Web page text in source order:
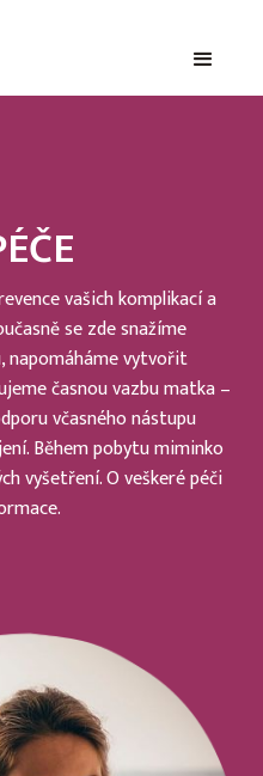
vašich komplikací a
se zde snažíme
napomáháme vytvořit
časnou vazbu matka –
včasného nástupu
Během pobytu miminko
vyšetření. O veškeré péči